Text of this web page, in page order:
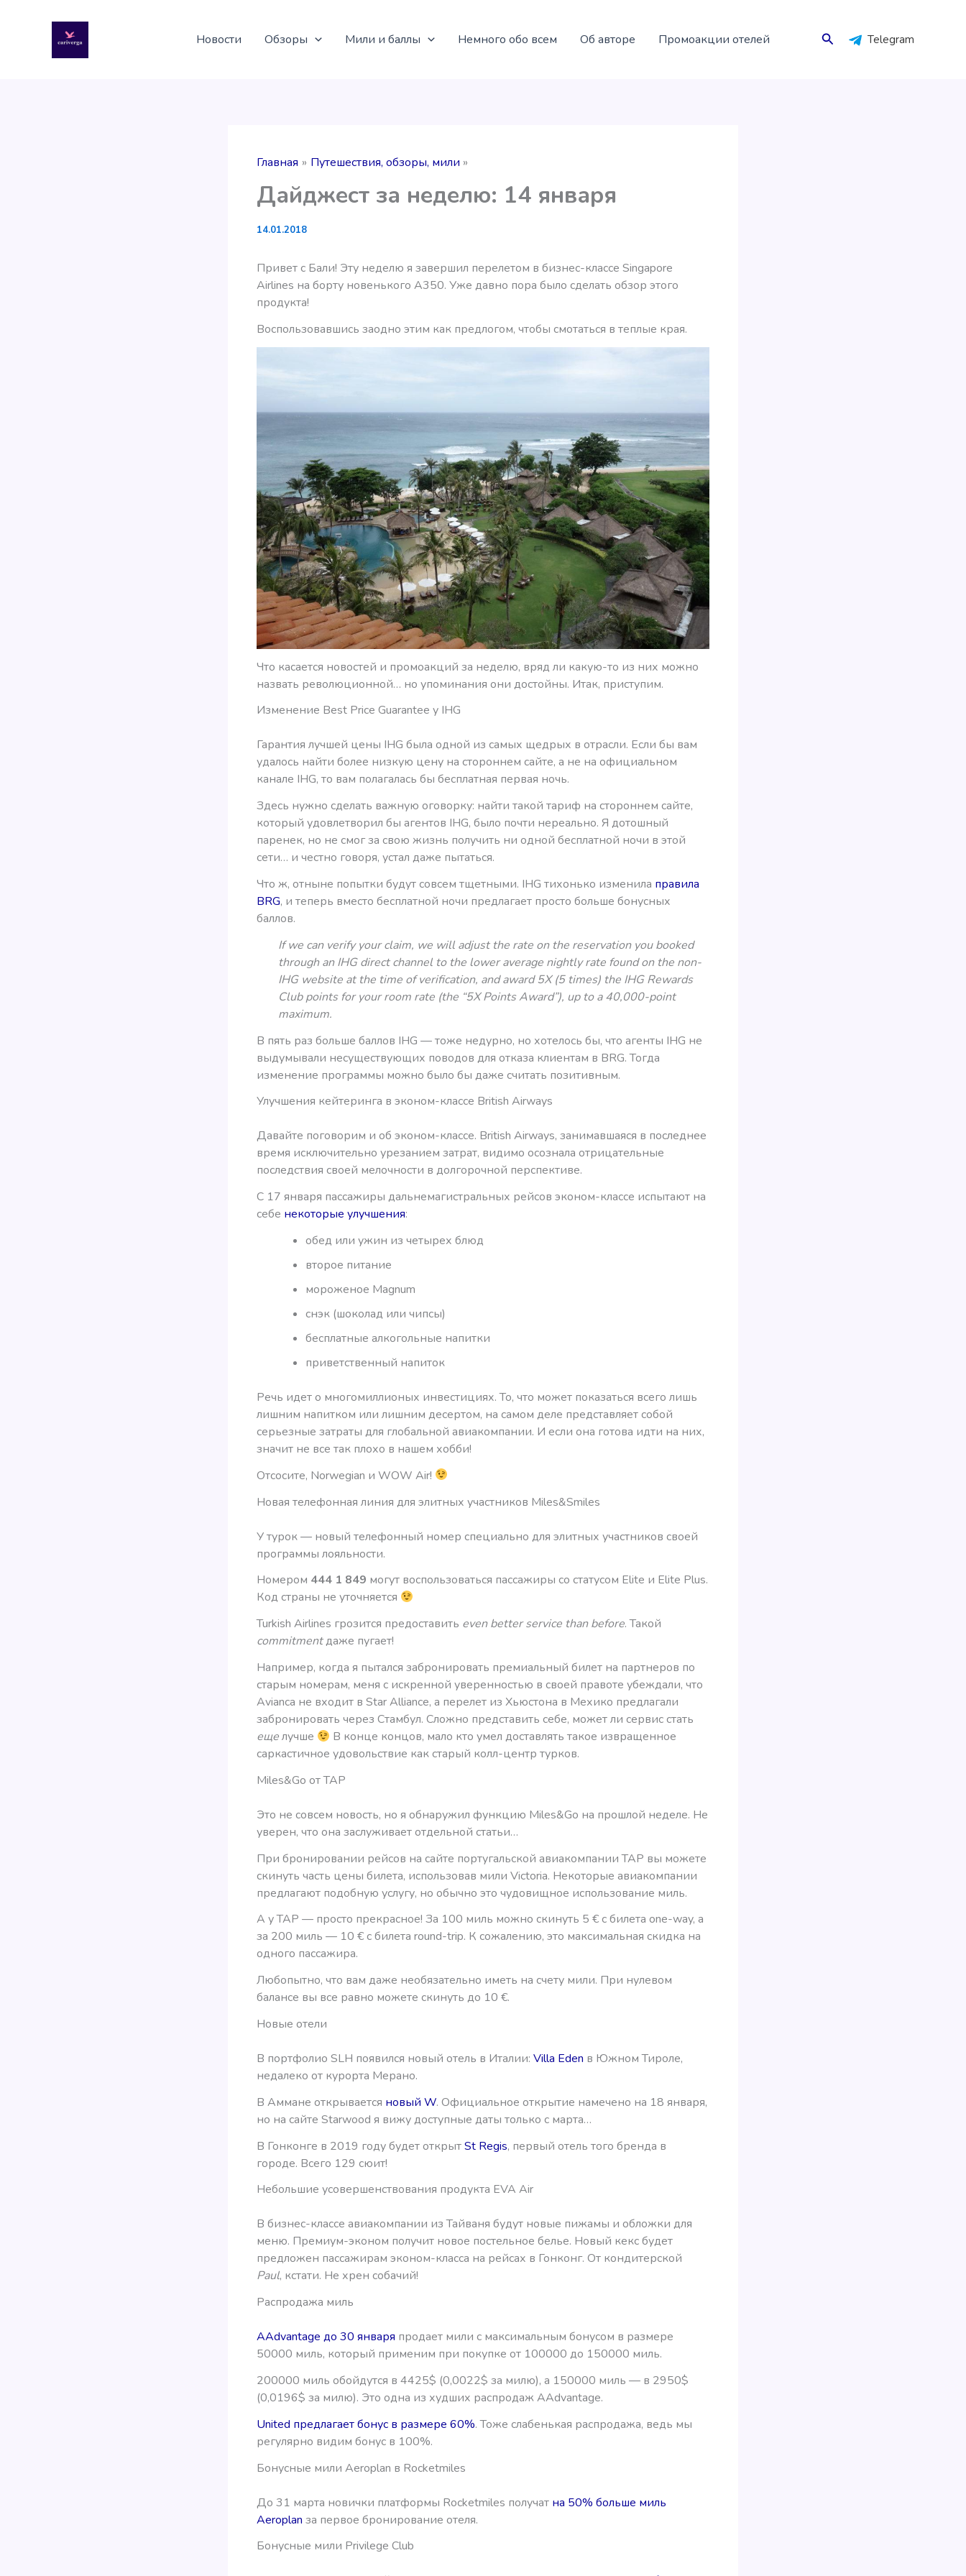
содержимому
Новости Обзоры Мили и баллы Немного обо всем Об авторе Промоакции отелей Поиск Telegram
Главная Путешествия, обзоры, мили
Дайджест за неделю: 14 января
14.01.2018
Привет с Бали! Эту неделю я завершил перелетом в бизнес-классе Singapore
Airlines на борту новенького А350. Уже давно пора было сделать обзор этого
продукта!
Воспользовавшись заодно этим как предлогом, чтобы смотаться в теплые края.
Что касается новостей и промоакций за неделю, вряд ли какую-то из них можно
назвать революционной… но упоминания они достойны. Итак, приступим.
Изменение Best Price Guarantee у IHG
Гарантия лучшей цены IHG была одной из самых щедрых в отрасли. Если бы вам
удалось найти более низкую цену на стороннем сайте, а не на официальном
канале IHG, то вам полагалась бы бесплатная первая ночь.
Здесь нужно сделать важную оговорку: найти такой тариф на стороннем сайте,
который удовлетворил бы агентов IHG, было почти нереально. Я дотошный
паренек, но не смог за свою жизнь получить ни одной бесплатной ночи в этой
сети… и честно говоря, устал даже пытаться.
Что ж, отныне попытки будут совсем тщетными. IHG тихонько изменила правила
BRG, и теперь вместо бесплатной ночи предлагает просто больше бонусных
баллов.
If we can verify your claim, we will adjust the rate on the reservation you booked
through an IHG direct channel to the lower average nightly rate found on the non-
IHG website at the time of verification, and award 5X (5 times) the IHG Rewards
Club points for your room rate (the “5X Points Award”), up to a 40,000-point
maximum.
В пять раз больше баллов IHG — тоже недурно, но хотелось бы, что агенты IHG не
выдумывали несуществующих поводов для отказа клиентам в BRG. Тогда
изменение программы можно было бы даже считать позитивным.
Улучшения кейтеринга в эконом-классе British Airways
Давайте поговорим и об эконом-классе. British Airways, занимавшаяся в последнее
время исключительно урезанием затрат, видимо осознала отрицательные
последствия своей мелочности в долгорочной перспективе.
С 17 января пассажиры дальнемагистральных рейсов эконом-классе испытают на
себе некоторые улучшения:
обед или ужин из четырех блюд
второе питание
мороженое Magnum
снэк (шоколад или чипсы)
бесплатные алкогольные напитки
приветственный напиток
Речь идет о многомиллионых инвестициях. То, что может показаться всего лишь
лишним напитком или лишним десертом, на самом деле представляет собой
серьезные затраты для глобальной авиакомпании. И если она готова идти на них,
значит не все так плохо в нашем хобби!
Отсосите, Norwegian и WOW Air!
Новая телефонная линия для элитных участников Miles&Smiles
У турок — новый телефонный номер специально для элитных участников своей
программы лояльности.
Номером 444 1 849 могут воспользоваться пассажиры со статусом Elite и Elite Plus.
Код страны не уточняется
Turkish Airlines грозится предоставить even better service than before. Такой
commitmentдаже пугает!
Например, когда я пытался забронировать премиальный билет на партнеров по
старым номерам, меня с искренной уверенностью в своей правоте убеждали, что
Avianca не входит в Star Alliance, а перелет из Хьюстона в Мехико предлагали
забронировать через Стамбул. Сложно представить себе, может ли сервис стать
ещелучше
В конце концов, мало кто умел доставлять такое извращенное
саркастичное удовольствие как старый колл-центр турков.
Miles&Go от TAP
Это не совсем новость, но я обнаружил функцию Miles&Go на прошлой неделе. Не
уверен, что она заслуживает отдельной статьи…
При бронировании рейсов на сайте португальской авиакомпании ТАР вы можете
скинуть часть цены билета, использовав мили Victoria. Некоторые авиакомпании
предлагают подобную услугу, но обычно это чудовищное использование миль.
А у ТАР — просто прекрасное! За 100 миль можно скинуть 5 € с билета one-way, а
за 200 миль — 10 € с билета round-trip. К сожалению, это максимальная скидка на
одного пассажира.
Любопытно, что вам даже необязательно иметь на счету мили. При нулевом
балансе вы все равно можете скинуть до 10 €.
Новые отели
В портфолио SLH появился новый отель в Италии: Villa Eden в Южном Тироле,
недалеко от курорта Мерано.
В Аммане открывается новый W. Официальное открытие намечено на 18 января,
но на сайте Starwood я вижу доступные даты только с марта…
В Гонконге в 2019 году будет открытSt Regis, первый отель того бренда в
городе. Всего 129 сюит!
Небольшие усовершенствования продукта EVA Air
В бизнес-классе авиакомпании из Тайваня будут новые пижамы и обложки для
меню. Премиум-эконом получит новое постельное белье. Новый кекс будет
предложен пассажирам эконом-класса на рейсах в Гонконг. От кондитерской
Paul, кстати. Не хрен собачий!
Распродажа миль
AAdvantage до 30 января продает мили с максимальным бонусом в размере
50000 миль, который применим при покупке от 100000 до 150000 миль.
200000 миль обойдутся в 4425$ (0,0022$ за милю), а 150000 миль — в 2950$
(0,0196$ за милю). Это одна из худших распродаж AAdvantage.
United предлагает бонус в размере 60%. Тоже слабенькая распродажа, ведь мы
регулярно видим бонус в 100%.
Бонусные мили Aeroplan в Rocketmiles
До 31 марта новички платформы Rocketmiles получат на 50% больше миль
Aeroplan за первое бронирование отеля.
Бонусные мили Privilege Club